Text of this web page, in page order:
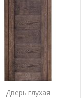
Дверь глухая